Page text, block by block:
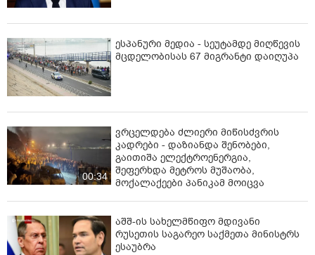
ესპანური მედია - სეუტამდე მიღწევის
მცდელობისას 67 მიგრანტი დაიღუპა
00:34
ვრცელდება ძლიერი მიწისძვრის
კადრები - დაზიანდა შენობები,
გაითიშა ელექტროენერგია,
შეფერხდა მეტროს მუშაობა,
მოქალაქეები პანიკამ მოიცვა
აშშ-ის სახელმწიფო მდივანი
რუსეთის საგარეო საქმეთა მინისტრს
ესაუბრა